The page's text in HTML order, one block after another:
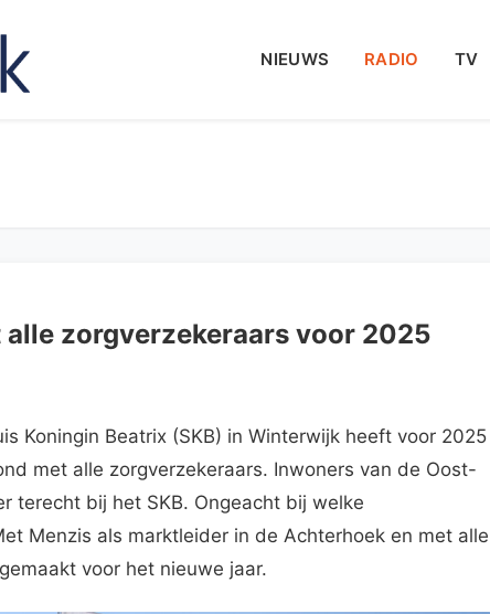
NIEUWS RADIO TV
alle zorgverzekeraars voor 2025
Koningin Beatrix (SKB) in Winterwijk heeft voor 2025
met alle zorgverzekeraars. Inwoners van de Oost-
terecht bij het SKB. Ongeacht bij welke
Menzis als marktleider in de Achterhoek en met alle
voor het nieuwe jaar.